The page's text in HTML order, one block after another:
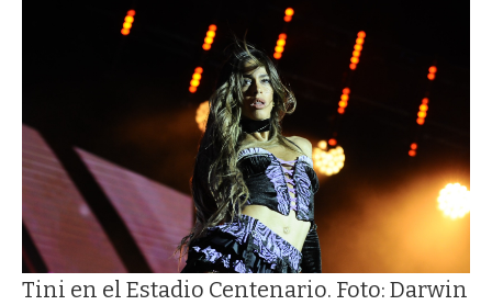
Tini en el Estadio Centenario. Foto: Darwin